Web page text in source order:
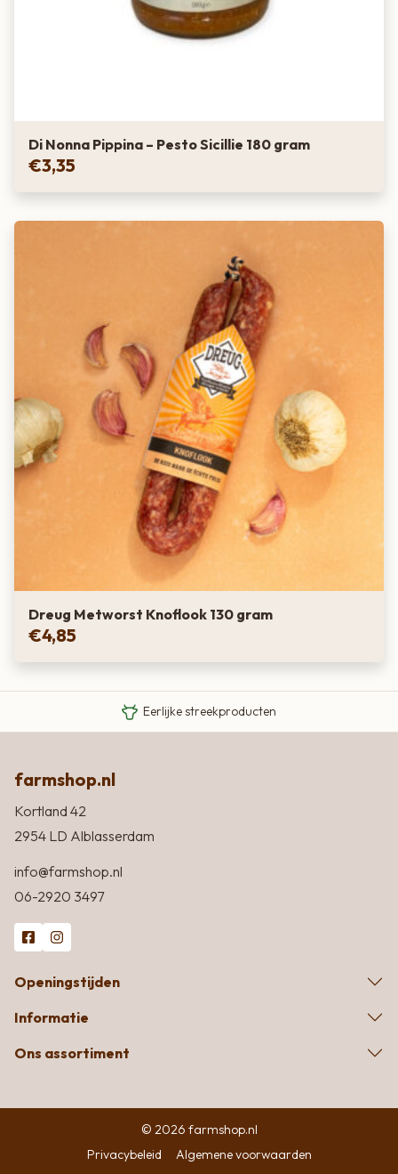
Di Nonna Pippina – Pesto Sicillie 180 gram
€3,35
Dreug Metworst Knoflook 130 gram
€4,85
Eigen Limousin runderen
Eerlijke streekproducten
farmshop.nl
Kortland 42
2954 LD Alblasserdam
info@farmshop.nl
06-2920 3497
Openingstijden
Informatie
Ons assortiment
© 2026 farmshop.nl
Privacybeleid
Algemene voorwaarden